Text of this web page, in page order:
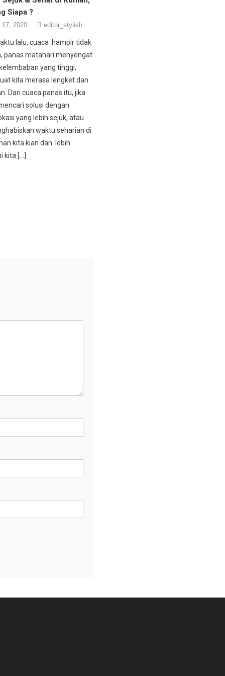
Siapa ?
17, 2020 editor_stylish
lalu, cuaca hampir tidak
panas matahari menyengat
yang tinggi,
kita merasa lengket dan
Dari cuaca panas itu, jika
solusi dengan
yang lebih sejuk, atau
waktu seharian di
kita kian dan lebih
kita […]